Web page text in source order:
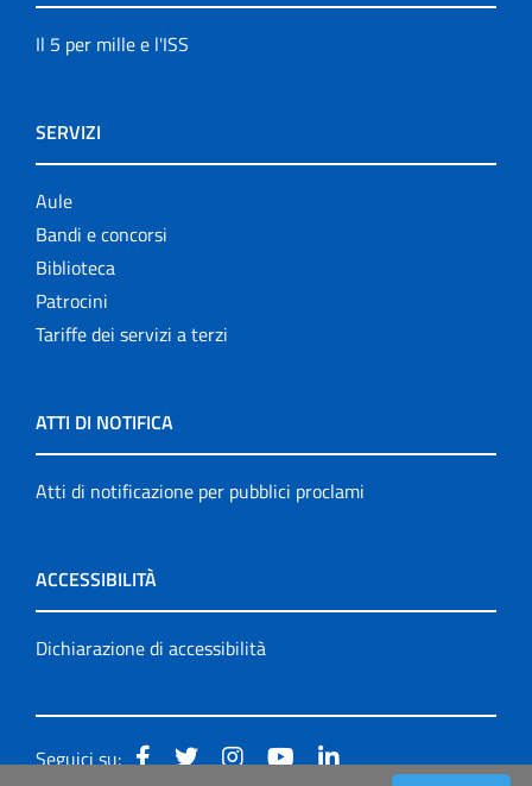
Il 5 per mille e l'ISS
SERVIZI
Aule
Bandi e concorsi
Biblioteca
Patrocini
Tariffe dei servizi a terzi
ATTI DI NOTIFICA
Atti di notificazione per pubblici proclami
ACCESSIBILITÀ
Dichiarazione di accessibilità
Seguici su: